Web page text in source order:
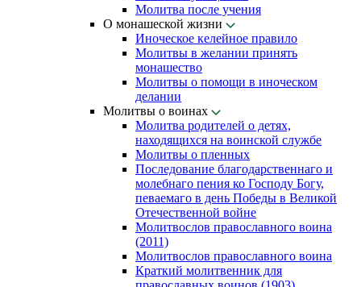
Молитва после учения
О монашеской жизни
Иноческое келейное правило
Молитвы в желании принять
монашество
Молитвы о помощи в иноческом
делании
Молитвы о воинах
Молитва родителей о детях,
находящихся на воинской службе
Молитвы о пленных
Последование благодарственнаго и
молебнаго пения ко Господу Богу,
певаемаго в день Победы в Великой
Отечественной войне
Молитвослов православного воина
(2011)
Молитвослов православного воина
Краткий молитвенник для